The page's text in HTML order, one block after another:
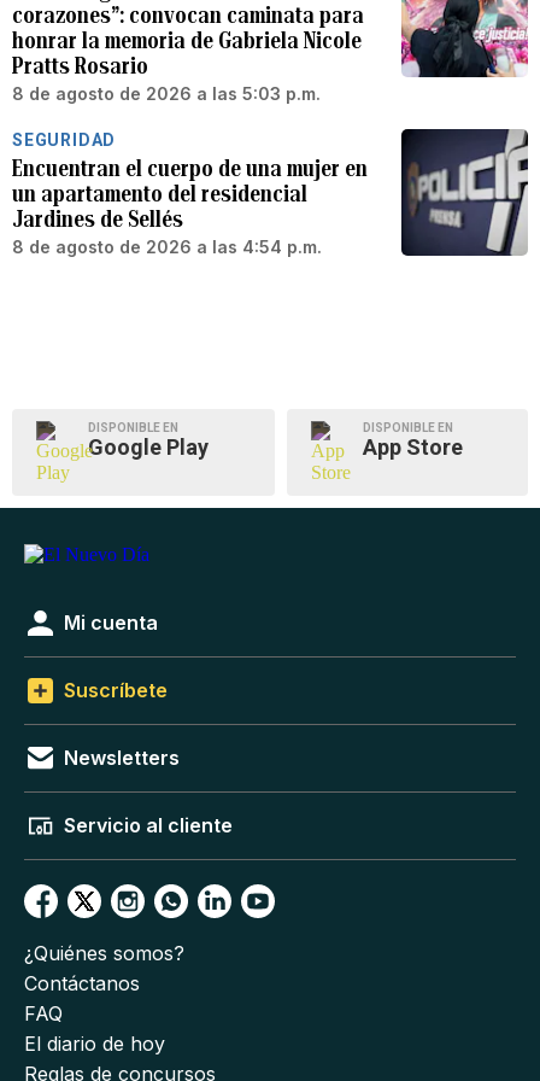
corazones”: convocan caminata para
honrar la memoria de Gabriela Nicole
Pratts Rosario
8 de agosto de 2026 a las 5:03 p.m.
SEGURIDAD
Encuentran el cuerpo de una mujer en
un apartamento del residencial
Jardines de Sellés
8 de agosto de 2026 a las 4:54 p.m.
DISPONIBLE EN
Google Play
DISPONIBLE EN
App Store
Mi cuenta
Suscríbete
Newsletters
Servicio al cliente
¿Quiénes somos?
Contáctanos
FAQ
El diario de hoy
Reglas de concursos